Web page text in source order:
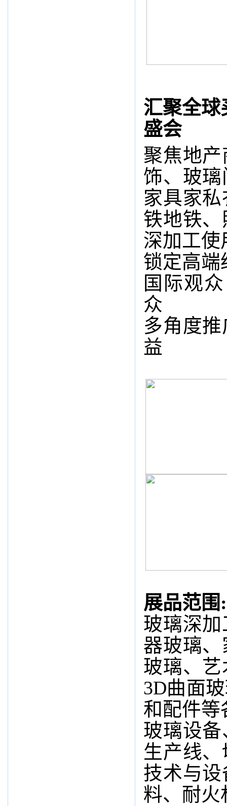
汇聚全
盛会
聚焦地
饰、玻
家具家
铁地铁
深加工使
锁定高端
国际观
众
多角度
益
展品范围:
玻璃深
器玻璃
玻璃、
3D曲面
和配件等
玻璃设
生产线
技术与
料、耐火